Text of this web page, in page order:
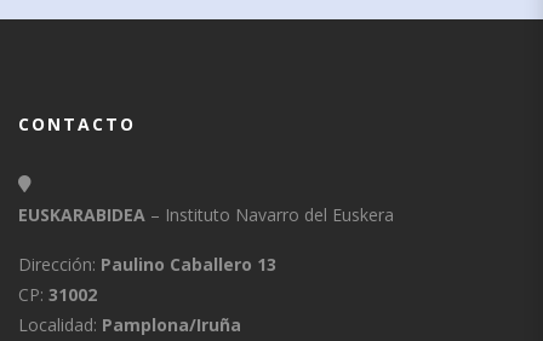
CONTACTO
EUSKARABIDEA – Instituto Navarro del Euskera
Dirección: Paulino Caballero 13
CP: 31002
Localidad: Pamplona/Iruña